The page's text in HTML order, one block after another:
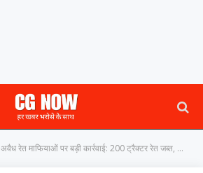
अवैध रेत माफियाओं पर बड़ी कार्रवाई: 200 ट्रैक्टर रेत जब्त, वसूला गया लाखों का जुर्माना